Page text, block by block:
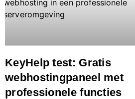
KeyHelp test: Gratis
webhostingpaneel met
professionele functies